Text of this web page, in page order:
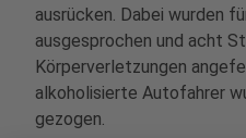
ausrücken. Dabei wurden
ausgesprochen und acht
Körperverletzungen
alkoholisierte Autofahrer
gezogen.